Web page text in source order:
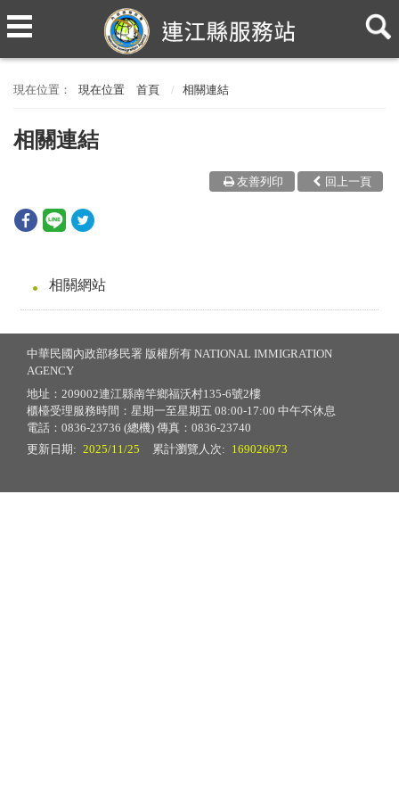
現在位置 首頁 相關連結
相關連結
回上一頁
友善列印
相關網站
中華民國內政部移民署 版權所有 NATIONAL IMMIGRATION
AGENCY
地址：209002連江縣南竿鄉福沃村135-6號2樓
櫃檯受理服務時間：星期一至星期五 08:00-17:00 中午不休息
電話：0836-23736 (總機) 傳真：0836-23740
更新日期: 2025/11/25 累計瀏覽人次: 169026973